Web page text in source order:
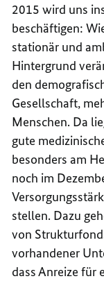
2015 wird uns
beschäftigen:
stationär und
Hintergrund
den
Gesellschaft,
Menschen. Da
gute
besonders am
noch im
stellen. Dazu
von
vorhandener
dass Anreize für